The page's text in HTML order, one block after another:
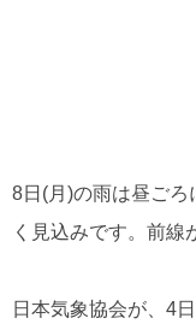
8日(月)の雨は昼ご
く見込みです。前線
日本気象協会が、4